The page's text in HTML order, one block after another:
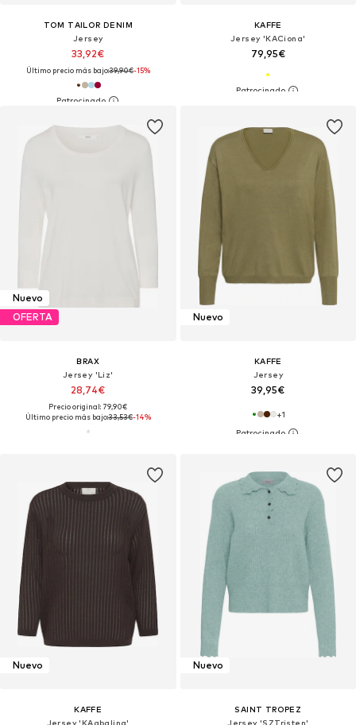
TOM TAILOR DENIM
Jersey
33,92€
Último precio más bajo:39,90€-15%
KAFFE
Jersey 'KACiona'
79,95€
Nuevo
OFERTA
BRAX
Jersey 'Liz'
28,74€
Precio original: 79,90€
Último precio más bajo:33,53€-14%
Nuevo
KAFFE
Jersey
39,95€
+1
Nuevo
KAFFE
Jersey 'KAabalina'
Nuevo
SAINT TROPEZ
Jersey 'SZTristen'